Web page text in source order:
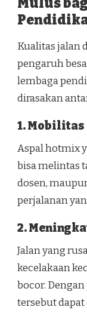
Kualitas jalan
pengaruh
lembaga
dirasakan
1. Mobilitas
Aspal hotmix
bisa melintas
dosen,
perjalanan
2.
Jalan yang
kecelakaan
bocor.
tersebut